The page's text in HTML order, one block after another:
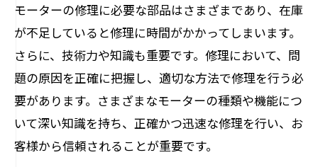
モーターの修理に必要な部品はさまざまであり、在庫
が不足していると修理に時間がかかってしまいます。
さらに、技術力や知識も重要です。修理において、問
題の原因を正確に把握し、適切な方法で修理を行う必
要があります。さまざまなモーターの種類や機能につ
いて深い知識を持ち、正確かつ迅速な修理を行い、お
客様から信頼されることが重要です。